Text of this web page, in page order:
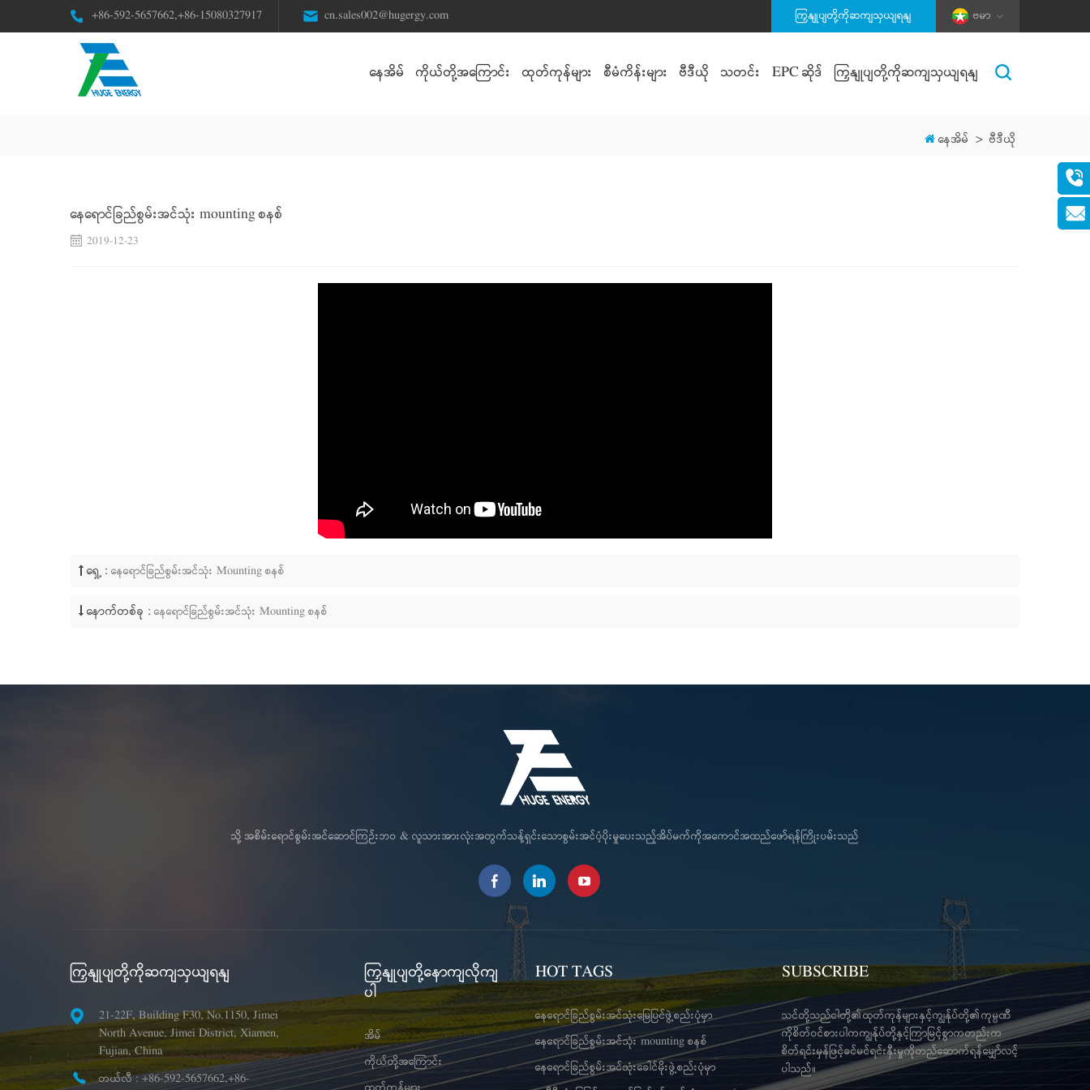
+86-592-5657662,+86-15080327917 cn.sales002@hugergy.com ဗမာ
ကြှနျုပျတို့ကိုဆကျသှယျရနျ
နေအိမ် ကိုယ်တို့အကြောင်း ထုတ်ကုန်များ စီမံကိန်းများ ဗီဒီယို သတင်း EPC ဆိုဒ် ကြှနျုပျတို့ကိုဆကျသှယျရနျ
နေအိမ် > ဗီဒီယို
နေရောင်ခြည်စွမ်းအင်သုံး mounting စနစ်
2019-12-23
ရှေ့ : နေရောင်ခြည်စွမ်းအင်သုံး Mounting စနစ်
နောက်တစ်ခု : နေရောင်ခြည်စွမ်းအင်သုံး Mounting စနစ်
သို့ အစိမ်းရောင်စွမ်းအင်ဆောင်ကြဉ်းဘဝ & လူသားအားလုံးအတွက်သန့်ရှင်းသောစွမ်းအင်ပံ့ပိုးမှုပေးသည့်အိပ်မက်ကိုအကောင်အထည်ဖော်ရန်ကြိုးပမ်းသည်
ကြှနျုပျတို့ကိုဆကျသှယျရနျ
21-22F, Building F30, No.1150, Jimei
North Avenue, Jimei District, Xiamen,
Fujian, China
တယ်လီ :+86-592-5657662,+86-
ကြှနျုပျတို့နောကျလိုကျ
ပါ
အိမ်
ကိုယ်တို့အကြောင်း
HOT TAGS
နေရောင်ခြည်စွမ်းအင်သုံးမြေပြင်ဖွဲ့စည်းပုံမှာ
နေရောင်ခြည်စွမ်းအင်သုံး mounting စနစ်
နေရောင်ခြည်စွမ်းအင်သုံးခေါင်မိုးဖွဲ့စည်းပုံမှာ
SUBSCRIBE
သင်တို့သည်ငါတို့၏ထုတ်ကုန်များနှင့်ကျွန်ုပ်တို့၏ကုမ္ပဏီ
ကိုစိတ်ဝင်စားပါကကျွန်ုပ်တို့နှင့်ကြာမြင့်စွာကတည်းက
စိတ်ရင်းမှန်ဖြင့်ခင်မင်ရင်းနှီးမှုကိုတည်ဆောက်ရန်မျှော်လင့်
ပါသည်။